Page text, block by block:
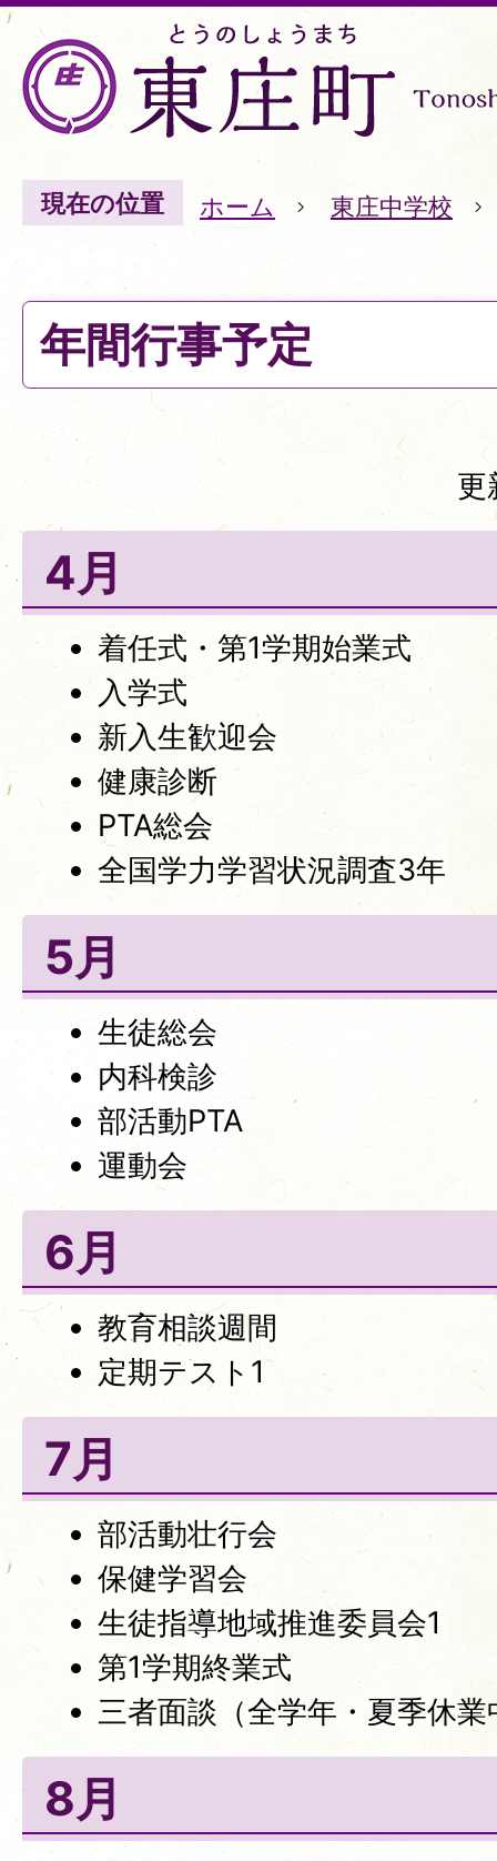
現在の位置 ホーム 東庄中学校
年間行事予定
更
4月
着任式・第1学期始業式
入学式
新入生歓迎会
健康診断
PTA総会
全国学力学習状況調査3年
5月
生徒総会
内科検診
部活動PTA
運動会
6月
教育相談週間
定期テスト1
7月
部活動壮行会
保健学習会
生徒指導地域推進委員会1
第1学期終業式
三者面談（全学年・夏季休業
8月